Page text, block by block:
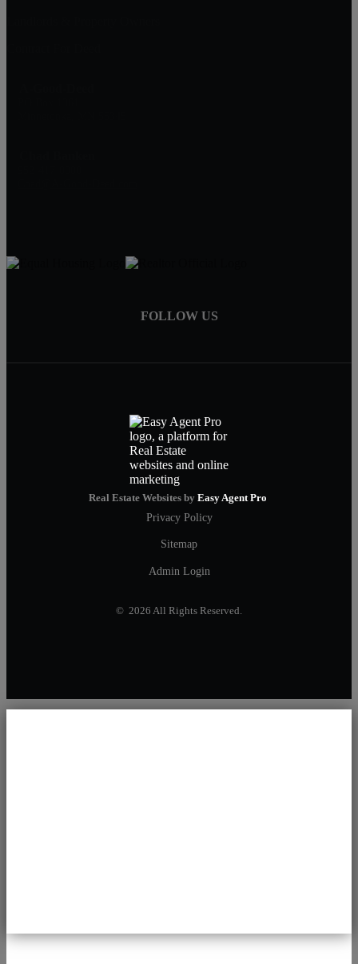
FOLLOW US
Real Estate Websites by Easy Agent Pro
Privacy Policy
Sitemap
Admin Login
© 2026 All Rights Reserved.